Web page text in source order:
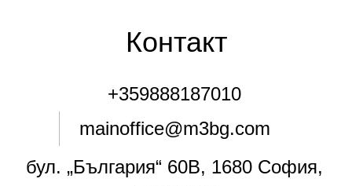
Контакт
+359888187010
mainoffice@m3bg.com
бул. „България“ 60В, 1680 София,